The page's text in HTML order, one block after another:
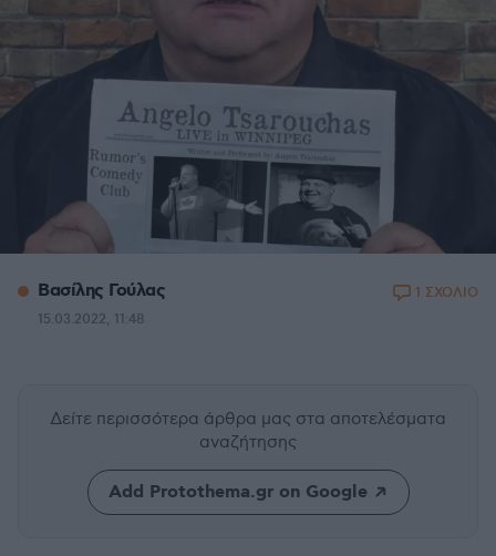
Βασίλης Γούλας
15.03.2022, 11:48
1 ΣΧΟΛΙΟ
Δείτε περισσότερα άρθρα μας στα αποτελέσματα
αναζήτησης
Add Protothema.gr on Google